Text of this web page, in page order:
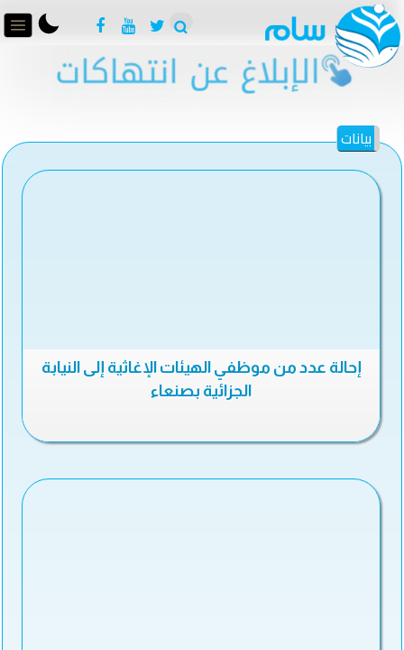
بيانات
إحالة عدد من موظفي الهيئات الإغاثية إلى النيابة
الجزائية بصنعاء